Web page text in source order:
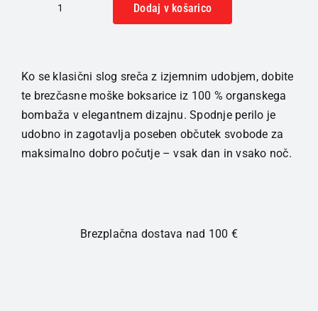
Črne
količina
Dodaj v košarico
Ko se klasični slog sreča z izjemnim udobjem, dobite
te brezčasne moške boksarice iz 100 % organskega
bombaža v elegantnem dizajnu. Spodnje perilo je
udobno in zagotavlja poseben občutek svobode za
maksimalno dobro počutje – vsak dan in vsako noč.
Brezplačna dostava nad 100 €